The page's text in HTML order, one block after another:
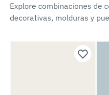
Explore combinaciones de
decorativas, molduras y